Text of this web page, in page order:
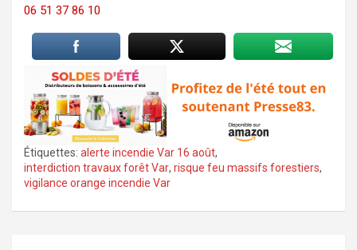
06 51 37 86 10
Étiquettes: alerte incendie Var 16 août,
interdiction travaux forêt Var, risque feu massifs forestiers,
vigilance orange incendie Var